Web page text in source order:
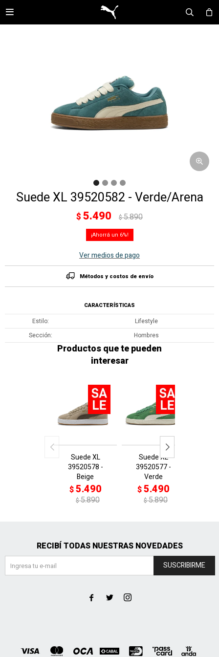

Suede XL 39520582 - Verde/Arena
$ 5.490 $5.890
6
Ver medios de pago
Métodos y costos de envío
CARACTERÍSTICAS
Estilo
Lifestyle
Sección
Hombres
Productos que te pueden
interesar
Suede XL
39520578 -
Beige
$5.490
$5.890
Suede XL
39520577 -
Verde
$5.490
$5.890
RECIBÍ TODAS NUESTRAS NOVEDADES
SUSCRIBIRME
  